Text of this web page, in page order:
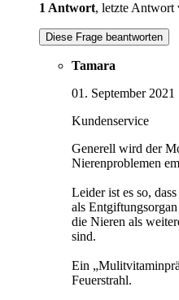
1 Antwort, letzte Antwort
Diese Frage beantworten
Tamara
01. September 2021
Kundenservice
Generell wird der
Nierenproblemen
Leider ist es so,
als
die Nieren als
sind.
Ein
Feuerstrahl.